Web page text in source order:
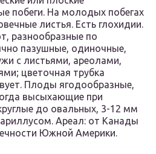
побеги. На молодых побегах
листья. Есть глохидии.
разнообразные по
пазушные, одиночные,
с листьями, ареолами,
цветочная трубка
Плоды ягодообразные,
высыхающие при
до овальных, 3-12 мм
Ареал: от Канады
Южной Америки.